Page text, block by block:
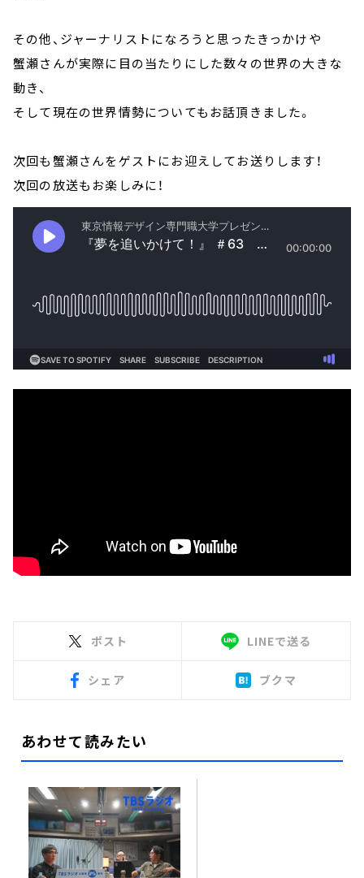
その他、ジャーナリストになろうと思ったきっかけや
蟹瀬さんが実際に目の当たりにした数々の世界の大きな
動き、
そして現在の世界情勢についてもお話頂きました。
次回も蟹瀬さんをゲストにお迎えしてお送りします！
次回の放送もお楽しみに！
ポスト LINEで送る
シェア ブクマ
あわせて読みたい